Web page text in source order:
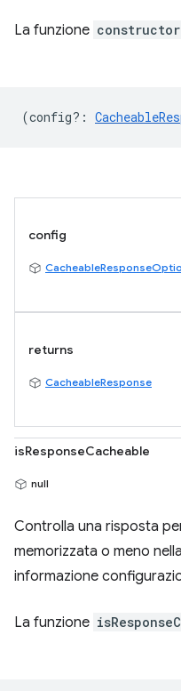
La funzione constructor
(config? :
config
returns
CacheableResponse
isResponseCacheable
null
Controlla una risposta
memorizzata o meno
informazione
La funzione